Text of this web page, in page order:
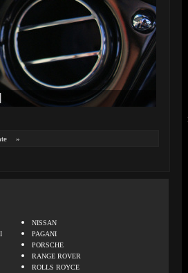
»
NISSAN
PAGANI
PORSCHE
RANGE ROVER
ROLLS ROYCE